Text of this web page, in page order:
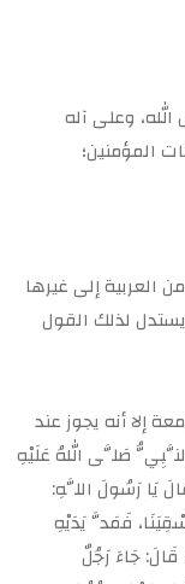
وعلى آله
المؤمنين؛
العربية إلى غيرها
لذلك القول
إلا أنه يجوز عند
صَلَّى اللهُ عَلَيْهِ
يَا رَسُولَ اللَّهِ:
فَمَدَّ يَدَيْهِ
قَالَ: جَاءَ رَجُلٌ